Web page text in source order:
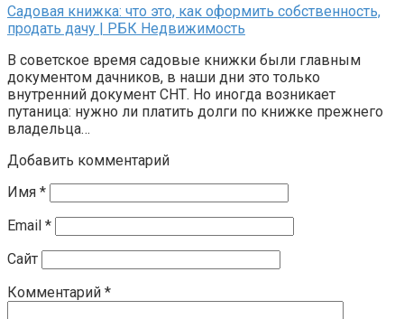
Садовая книжка: что это, как оформить собственность,
продать дачу | РБК Недвижимость
В советское время садовые книжки были главным
документом дачников, в наши дни это только
внутренний документ СНТ. Но иногда возникает
путаница: нужно ли платить долги по книжке прежнего
владельца…
Добавить комментарий
Имя *
Email *
Сайт
Комментарий *